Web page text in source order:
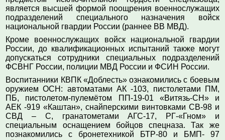
является высшей формой поощрения военнослужащих
подразделений специального назначения войск
национальной гвардии России (раннее ВВ МВД).
Кроме военнослужащих войск национальной гвардии
России, до квалификационных испытаний также могут
допускаться сотрудники специальных подразделений
ФСВНГ России, полиции МВД России и ФСИН России.
Воспитанники КВПК «Доблесть» ознакомились с боевым
оружием ОСН: автоматами АК -103, пистолетами ПМ,
ПБ, пистолетом-пулемётом ПП-19-01 «Витязь-СН» и
АЕК -919 «Каштан», снайперскими винтовками СВ-98 и
СВД – С, гранатометами АГС-17, РГ-«Гном» и
специальным оснащением бойцов спецназа. Так же
познакомились с бронетехникой БТР-80 и БМП- 97